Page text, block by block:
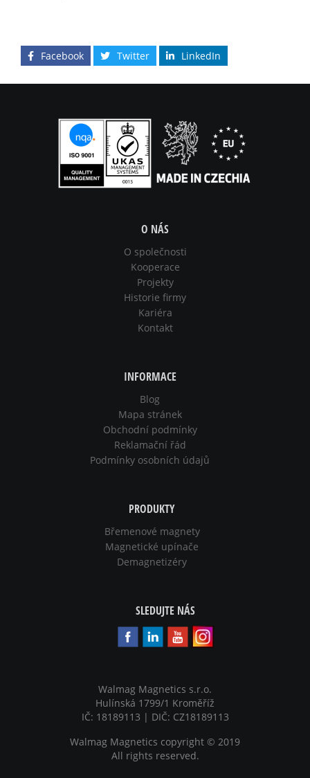
Facebook Twitter LinkedIn
O NÁS
O společnosti
Kooperace
Projekty
Historie firmy
Kariéra
Kontakt
INFORMACE
Blog
Mapa stránek
Obchodní podmínky
Reklamační řád
Podmínky osobních údajů
PRODUKTY
Břemenové magnety
Magnetické upínače
Demagnetizéry
SLEDUJTE NÁS
Walmag Magnetics s.r.o.
Hulínská 1799/1 Kroměříž
IČ: 18189113 | DIČ: CZ18189113
Walmag Magnetics copyright © 2019
All rights reserved.